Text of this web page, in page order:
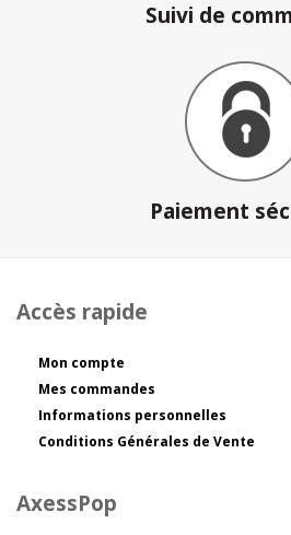
Suivi de
Paiement
Accès rapide
Mon compte
Mes commandes
Informations personnelles
Conditions Générales de Vente
AxessPop